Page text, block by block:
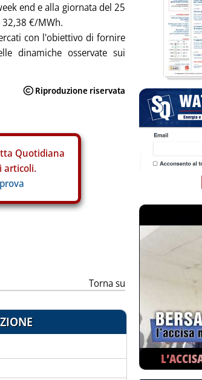
end e alla giornata del 25
€/MWh.
con l'obiettivo di fornire
dinamiche osservate sui
Quotidiana
articoli.
Torna su